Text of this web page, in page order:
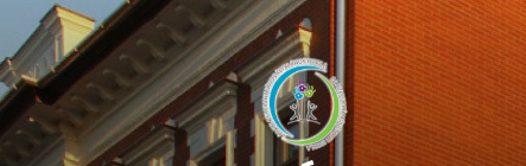
Tartalomhoz